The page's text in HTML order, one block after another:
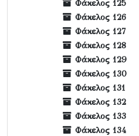
Φάκελος 125
Φάκελος 126
Φάκελος 127
Φάκελος 128
Φάκελος 129
Φάκελος 130
Φάκελος 131
Φάκελος 132
Φάκελος 133
Φάκελος 134